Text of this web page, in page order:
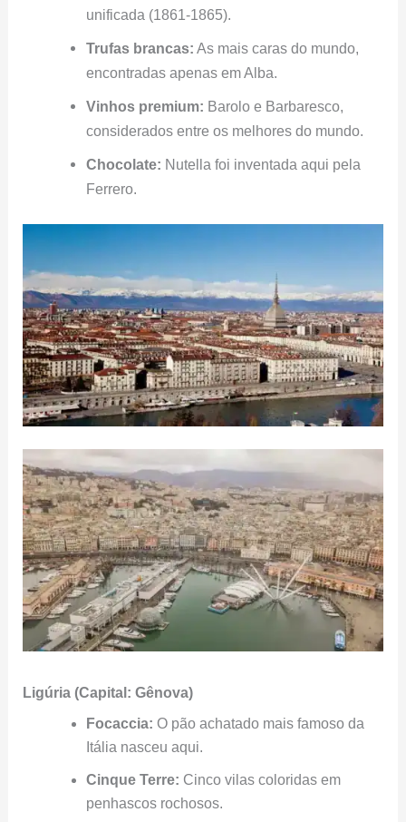
unificada (1861-1865).
Trufas brancas: As mais caras do mundo,
encontradas apenas em Alba.
Vinhos premium: Barolo e Barbaresco,
considerados entre os melhores do mundo.
Chocolate: Nutella foi inventada aqui pela
Ferrero.
Ligúria (Capital: Gênova)
Focaccia: O pão achatado mais famoso da
Itália nasceu aqui.
Cinque Terre: Cinco vilas coloridas em
penhascos rochosos.